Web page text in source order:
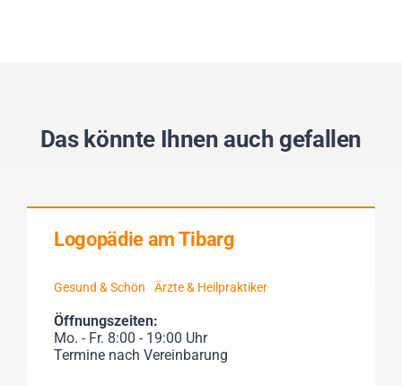
Das könnte Ihnen auch gefallen
Logopädie am Tibarg
Gesund & Schön Ärzte & Heilpraktiker
Öffnungszeiten:
Mo. - Fr. 8:00 - 19:00 Uhr
Termine nach Vereinbarung